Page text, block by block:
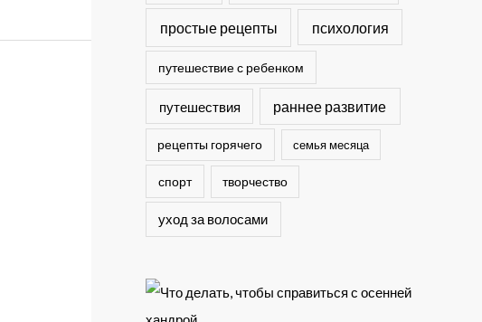
простые рецепты психология
путешествие с ребенком
путешествия раннее развитие
рецепты горячего семья месяца
спорт творчество
уход за волосами